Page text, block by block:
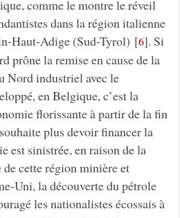
comme le montre le réveil
dans la région italienne
Haut-Adige (Sud-Tyrol) [6]. Si
prône la remise en cause de la
Nord industriel avec le
en Belgique, c’est la
florissante à partir de la fin
plus devoir financer la
est sinistrée, en raison de la
cette région minière et
Uni, la découverte du pétrole
les nationalistes écossais à